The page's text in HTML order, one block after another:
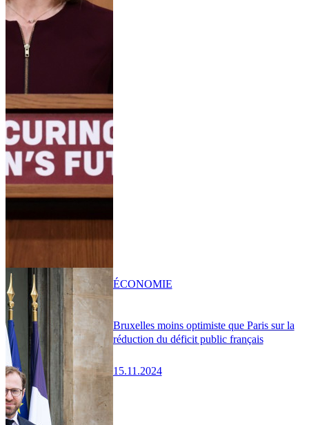
Bruxelles moins optimiste que Paris sur la
réduction du déficit public français
15.11.2024
ÉCONOMIE